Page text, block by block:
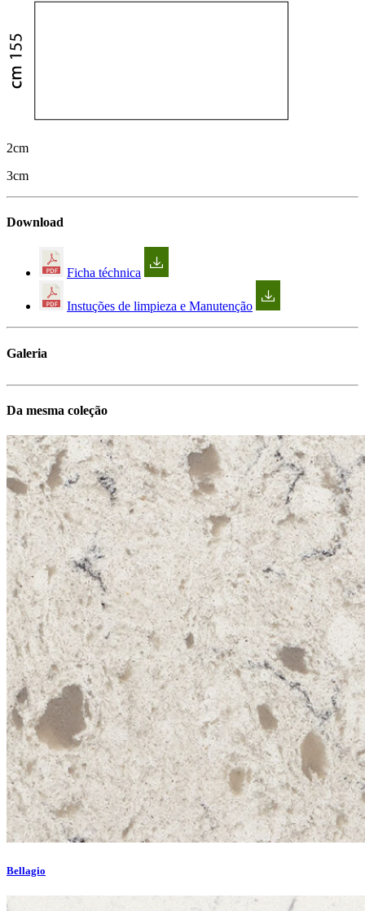
2cm
3cm
Download
Ficha téchnica
Instuções de limpieza e Manutenção
Galeria
Da mesma coleção
Bellagio